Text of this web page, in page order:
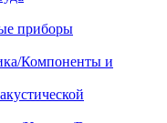
приборы
Компоненты и